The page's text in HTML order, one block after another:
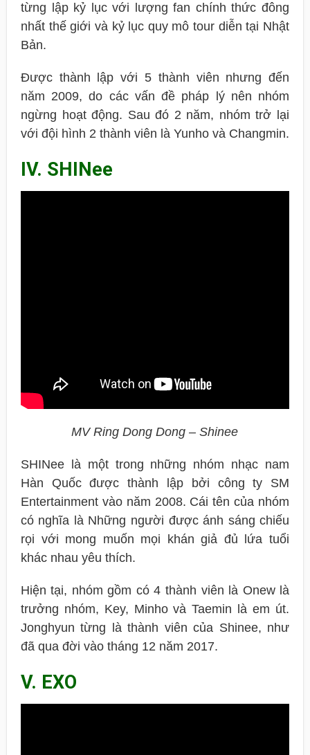
từng lập kỷ lục với lượng fan chính thức đông
nhất thế giới và kỷ lục quy mô tour diễn tại Nhật
Bản.
Được thành lập với 5 thành viên nhưng đến
năm 2009, do các vấn đề pháp lý nên nhóm
ngừng hoạt động. Sau đó 2 năm, nhóm trở lại
với đội hình 2 thành viên là Yunho và Changmin.
IV. SHINee
MV Ring Dong Dong – Shinee
SHINee là một trong những nhóm nhạc nam
Hàn Quốc được thành lập bởi công ty SM
Entertainment vào năm 2008. Cái tên của nhóm
có nghĩa là Những người được ánh sáng chiếu
rọi với mong muốn mọi khán giả đủ lứa tuổi
khác nhau yêu thích.
Hiện tại, nhóm gồm có 4 thành viên là Onew là
trưởng nhóm, Key, Minho và Taemin là em út.
Jonghyun từng là thành viên của Shinee, như
đã qua đời vào tháng 12 năm 2017.
V. EXO